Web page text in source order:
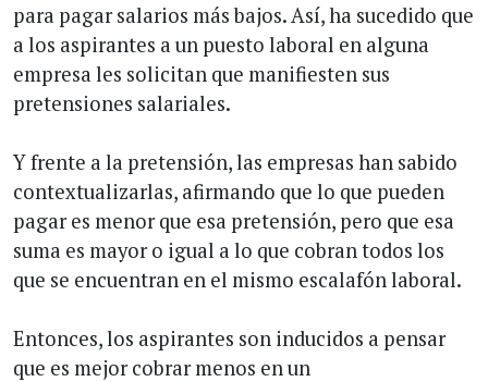
para pagar salarios más bajos. Así, ha sucedido que
a los aspirantes a un puesto laboral en alguna
empresa les solicitan que manifiesten sus
pretensiones salariales.
Y frente a la pretensión, las empresas han sabido
contextualizarlas, afirmando que lo que pueden
pagar es menor que esa pretensión, pero que esa
suma es mayor o igual a lo que cobran todos los
que se encuentran en el mismo escalafón laboral.
Entonces, los aspirantes son inducidos a pensar
que es mejor cobrar menos en un